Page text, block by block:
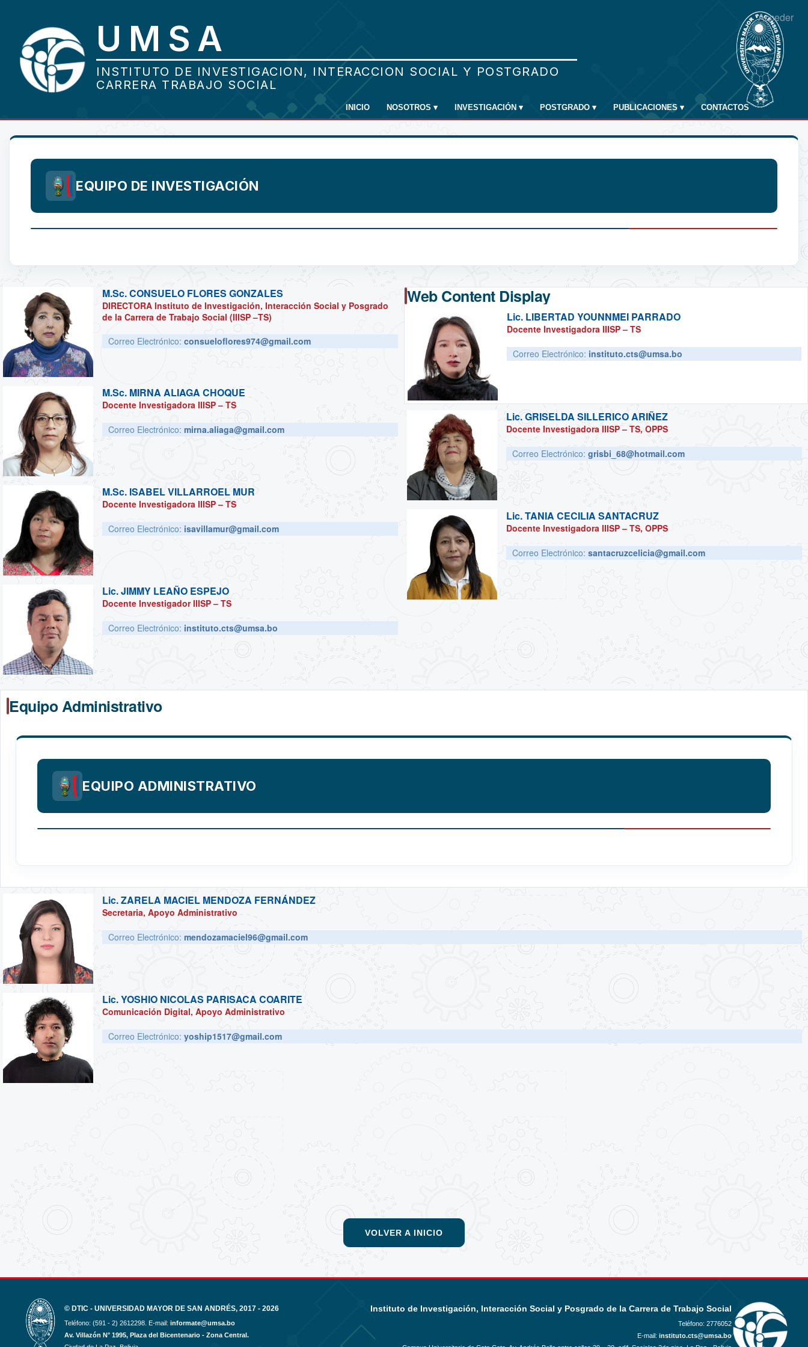
Acceder
INICIO NOSOTROS ▾ INVESTIGACIÓN ▾ POSTGRADO ▾ PUBLICACIONES ▾ CONTACTOS
EQUIPO DE INVESTIGACIÓN
M.Sc.CONSUELO FLORES GONZALES
DIRECTORA Instituto de Investigación, Interacción Social y Posgrado
de la Carrera de Trabajo Social (IIISP –TS)
Correo Electrónico: consueloflores974@gmail.com
M.Sc. MIRNA ALIAGA CHOQUE
Docente Investigadora IIISP – TS
Correo Electrónico: mirna.aliaga@gmail.com
M.Sc. ISABEL VILLARROEL MUR
Docente Investigadora IIISP – TS
Correo Electrónico: isavillamur@gmail.com
Lic.JIMMY LEAÑO ESPEJO
Docente Investigador IIISP – TS
Correo Electrónico: instituto.cts@umsa.bo
Web Content Display
Lic. LIBERTAD YOUNNMEI PARRADO
Docente Investigadora IIISP – TS
Correo Electrónico: instituto.cts@umsa.bo
Lic.GRISELDA SILLERICO ARIÑEZ
Docente Investigadora IIISP – TS, OPPS
Correo Electrónico: grisbi_68@hotmail.com
Lic.TANIA CECILIA SANTACRUZ
Docente Investigadora IIISP – TS, OPPS
Correo Electrónico: santacruzcelicia@gmail.com
Equipo Administrativo
EQUIPO ADMINISTRATIVO
Lic.ZARELA MACIEL MENDOZA FERNÁNDEZ
Secretaria, Apoyo Administrativo
Correo Electrónico: mendozamaciel96@gmail.com
Lic.YOSHIO NICOLAS PARISACA COARITE
Comunicación Digital, Apoyo Administrativo
Correo Electrónico: yoship1517@gmail.com
VOLVER A INICIO
© DTIC - UNIVERSIDAD MAYOR DE SAN ANDRÉS, 2017 - 2026
Teléfono: (591 - 2) 2612298. E-mail: informate@umsa.bo
Av. Villazón N° 1995, Plaza del Bicentenario - Zona Central.
Instituto de Investigación, Interacción Social y Posgrado de la Carrera de Trabajo Social
Teléfono: 2776052
E-mail: instituto.cts@umsa.bo